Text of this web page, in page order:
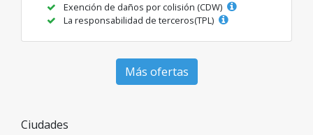
Exención de daños por colisión (CDW)
La responsabilidad de terceros(TPL)
Más ofertas
Ciudades